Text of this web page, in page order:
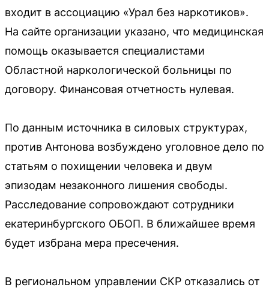
входит в ассоциацию «Урал без наркотиков».
На сайте организации указано, что медицинская
помощь оказывается специалистами
Областной наркологической больницы по
договору. Финансовая отчетность нулевая.
По данным источника в силовых структурах,
против Антонова возбуждено уголовное дело по
статьям о похищении человека и двум
эпизодам незаконного лишения свободы.
Расследование сопровождают сотрудники
екатеринбургского ОБОП. В ближайшее время
будет избрана мера пресечения.
В региональном управлении СКР отказались от